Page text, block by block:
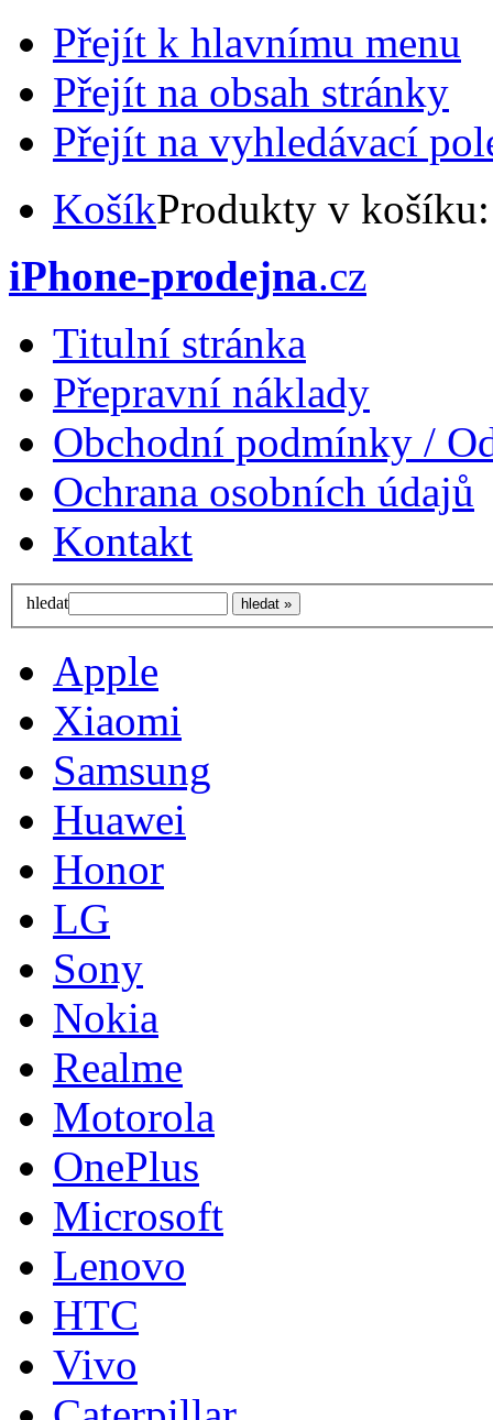
Přejít k hlavnímu menu
Přejít na obsah stránky
Přejít na vyhledávací
KošíkProdukty v
iPhone-prodejna.cz
Titulní stránka
Přepravní náklady
Obchodní podmínky /
Ochrana osobních údajů
Kontakt
hledat
Apple
Xiaomi
Samsung
Huawei
Honor
LG
Sony
Nokia
Realme
Motorola
OnePlus
Microsoft
Lenovo
HTC
Vivo